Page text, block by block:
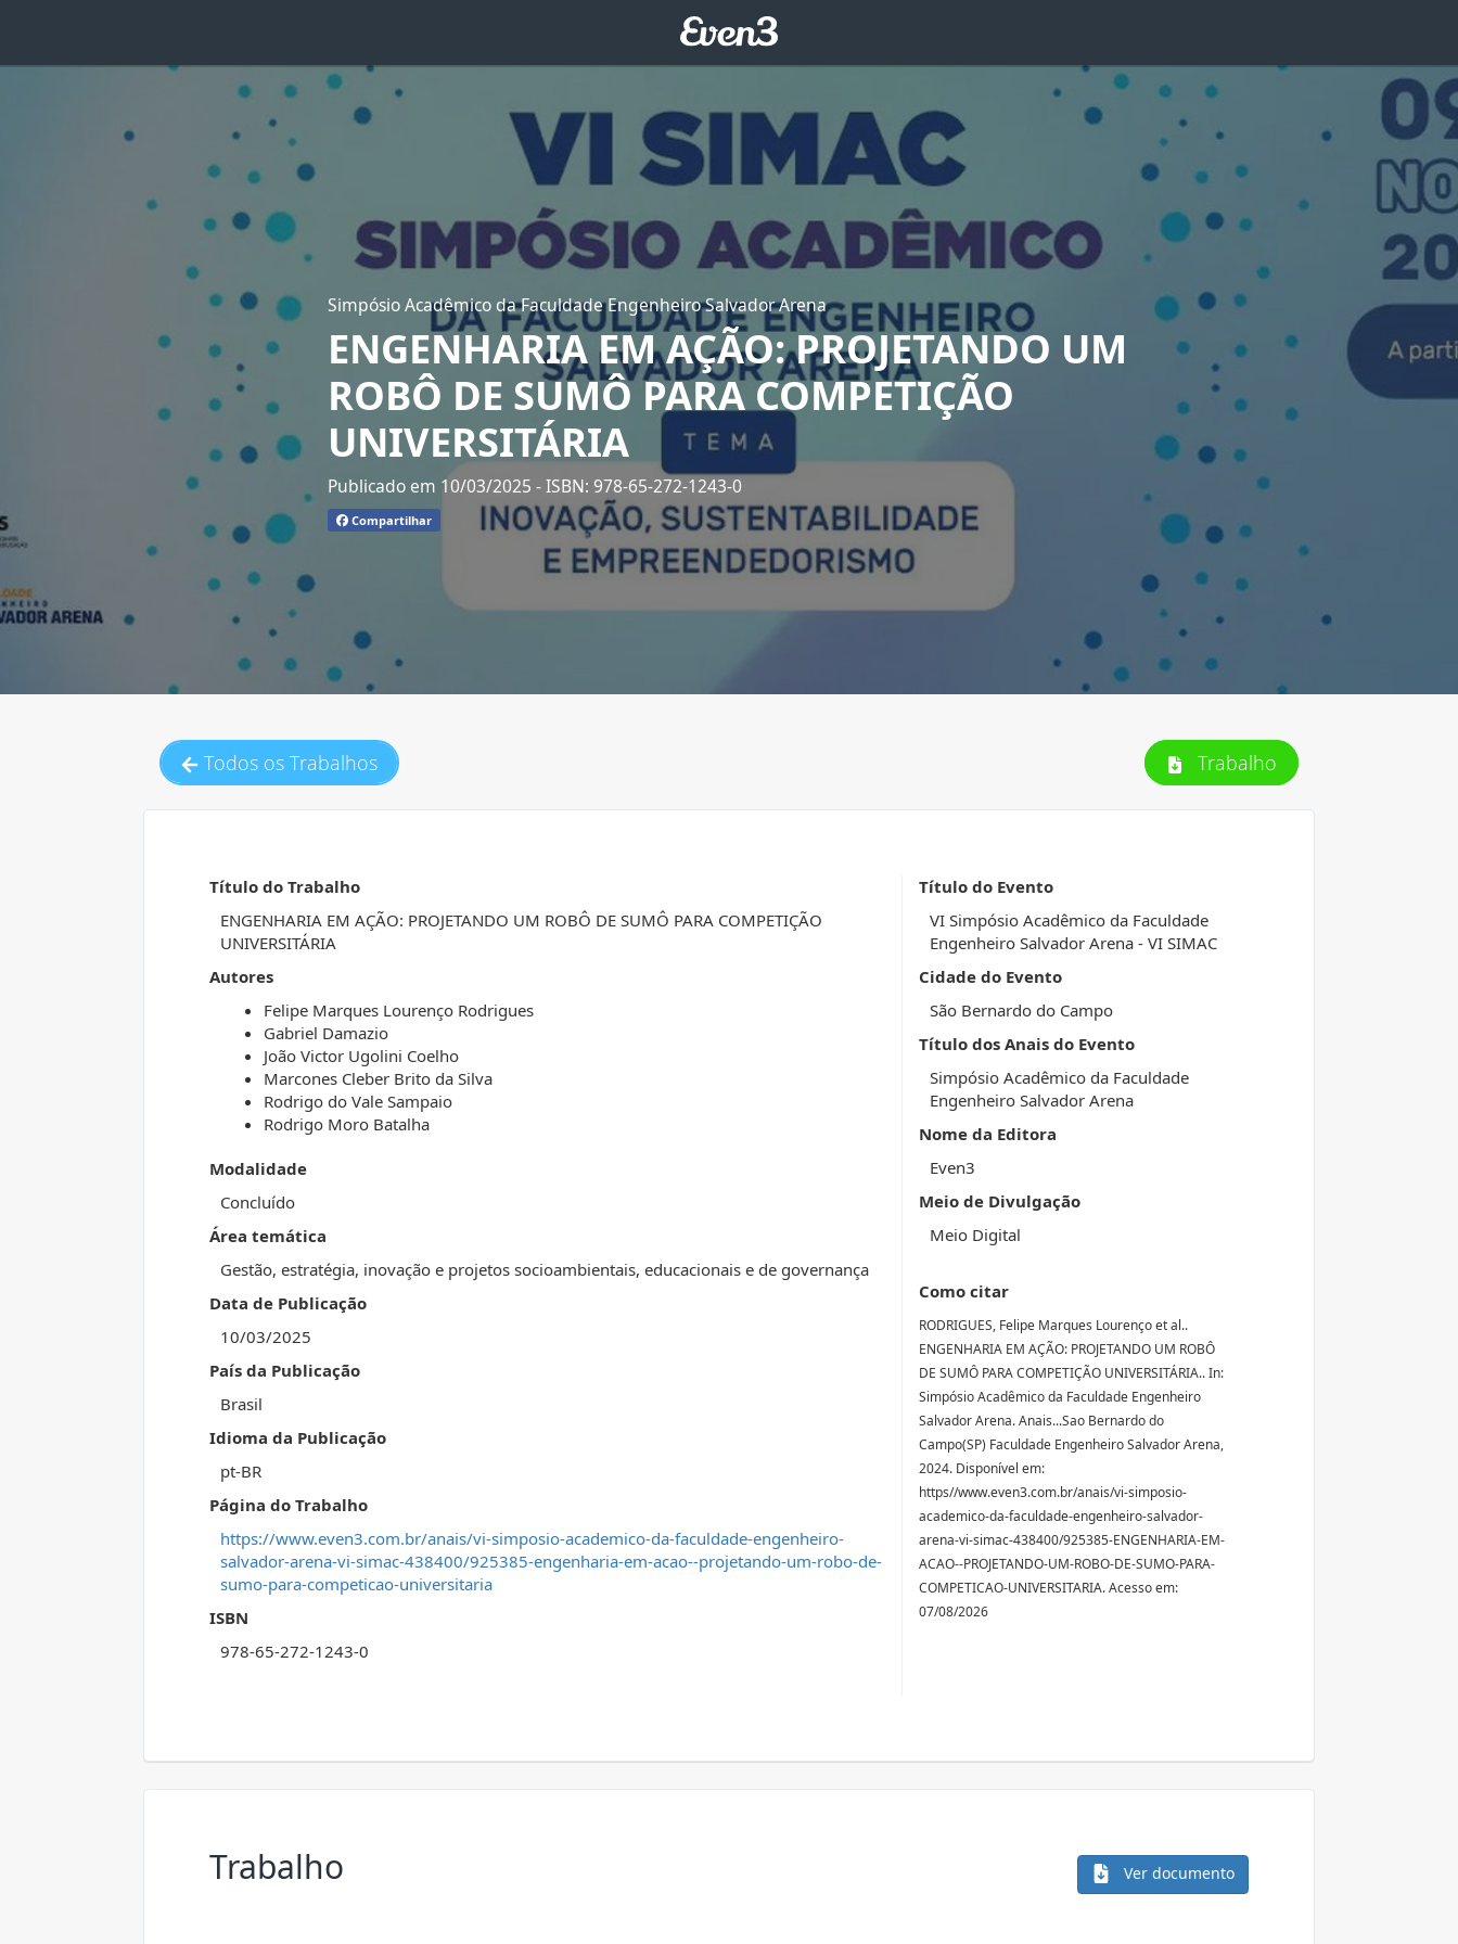
Simpósio Acadêmico da Faculdade Engenheiro Salvador Arena
ENGENHARIA EM AÇÃO: PROJETANDO UM
ROBÔ DE SUMÔ PARA COMPETIÇÃO
UNIVERSITÁRIA
Publicado em 10/03/2025- ISBN: 978-65-272-1243-0
Compartilhar
Todos os Trabalhos Trabalho
Título do Trabalho
ENGENHARIA EM AÇÃO: PROJETANDO UM ROBÔ DE SUMÔ PARA COMPETIÇÃO
UNIVERSITÁRIA
Autores
Felipe Marques Lourenço Rodrigues
Gabriel Damazio
João Victor Ugolini Coelho
Marcones Cleber Brito da Silva
Rodrigo do Vale Sampaio
Rodrigo Moro Batalha
Modalidade
Concluído
Área temática
Gestão, estratégia, inovação e projetos socioambientais, educacionais e de governança
Data de Publicação
10/03/2025
País da Publicação
Brasil
Idioma da Publicação
pt-BR
Página do Trabalho
https://www.even3.com.br/anais/vi-simposio-academico-da-faculdade-engenheiro-
salvador-arena-vi-simac-438400/925385-engenharia-em-acao--projetando-um-robo-de-
sumo-para-competicao-universitaria
ISBN
978-65-272-1243-0
Título do Evento
VI Simpósio Acadêmico da Faculdade
Engenheiro Salvador Arena - VI SIMAC
Cidade do Evento
São Bernardo do Campo
Título dos Anais do Evento
Simpósio Acadêmico da Faculdade
Engenheiro Salvador Arena
Nome da Editora
Even3
Meio de Divulgação
Meio Digital
Como citar
RODRIGUES, Felipe Marques Lourenço et al..
ENGENHARIA EM AÇÃO: PROJETANDO UM ROBÔ
DE SUMÔ PARA COMPETIÇÃO UNIVERSITÁRIA.. In:
Simpósio Acadêmico da Faculdade Engenheiro
Salvador Arena. Anais...Sao Bernardo do
Campo(SP) Faculdade Engenheiro Salvador Arena,
2024. Disponível em:
https//www.even3.com.br/anais/vi-simposio-
academico-da-faculdade-engenheiro-salvador-
arena-vi-simac-438400/925385-ENGENHARIA-EM-
ACAO--PROJETANDO-UM-ROBO-DE-SUMO-PARA-
COMPETICAO-UNIVERSITARIA. Acesso em:
07/08/2026
Trabalho Ver documento